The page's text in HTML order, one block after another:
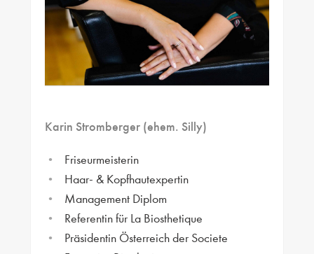
Karin Stromberger (ehem. Silly)
Friseurmeisterin
Haar- & Kopfhautexpertin
Management Diplom
Referentin für La Biosthetique
Präsidentin Österreich der Societe